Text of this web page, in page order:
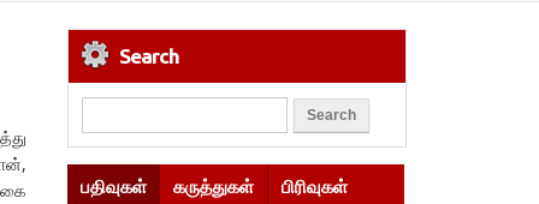
Search
பதிவுகள் கருத்துகள் பிரிவுகள்